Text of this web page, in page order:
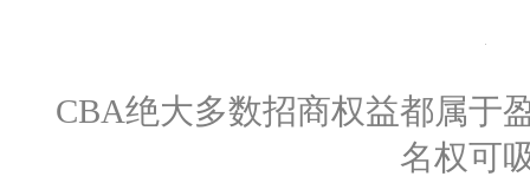
CBA绝大多数招商权益都属于
名权可